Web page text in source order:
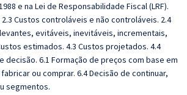
e na Lei de Responsabilidade Fiscal (LRF).
2.3 Custos controláveis e não controláveis. 2.4
evitáveis, inevitáveis, incrementais,
estimados. 4.3 Custos projetados. 4.4
6.1 Formação de preços com base em
ou comprar. 6.4 Decisão de continuar,
segmentos.